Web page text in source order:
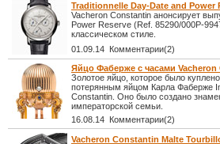
Traditionnelle Day-Date and Power
Vacheron Constantin анонсирует
Power Reserve (Ref. 85290/000P-
классическом стиле.
01.09.14 Комментарии(2)
Яйцо Фаберже с часами
Золотое яйцо, которое было
потерянным яйцом Карла Фаберже
Constantin. Оно было создано
императорской семьи.
16.08.14 Комментарии(2)
Vacheron Constantin Malte